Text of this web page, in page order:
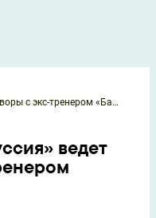
Дортмундская «Боруссия» ведет переговоры с экс-тренером «Баварии»
ведет